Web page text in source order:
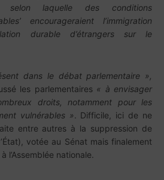
selon laquelle des conditions
encourageraient l’immigration
durable d’étrangers sur le
dans le débat parlementaire »,
les parlementaires« à envisager
droits, notamment pour les
vulnérables ». Difficile, ici de ne
entre autres à la suppression de
votée au Sénat mais finalement
l’Assemblée nationale.